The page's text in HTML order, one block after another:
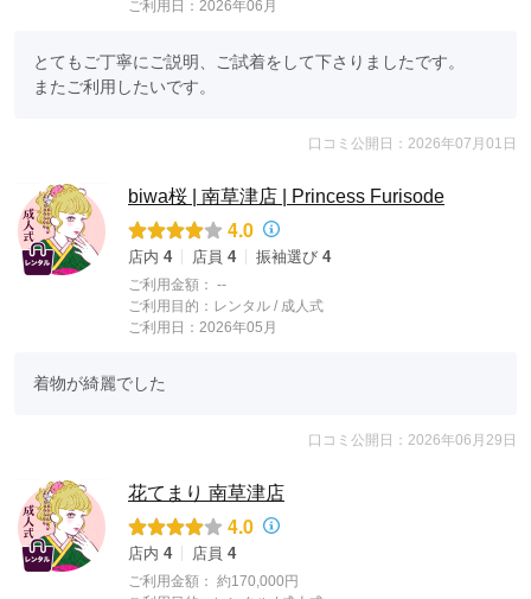
ご利用日：2026年06月
とてもご丁寧にご説明、ご試着をして下さりましたです。
またご利用したいです。
口コミ公開日：2026年07月01日
biwa桜 | 南草津店 | Princess Furisode
4.0
店内 4 店員 4 振袖選び 4
ご利用金額： --
ご利用目的： レンタル / 成人式
ご利用日：2026年05月
着物が綺麗でした
口コミ公開日：2026年06月29日
花てまり 南草津店
4.0
店内 4 店員 4
ご利用金額： 約170,000円